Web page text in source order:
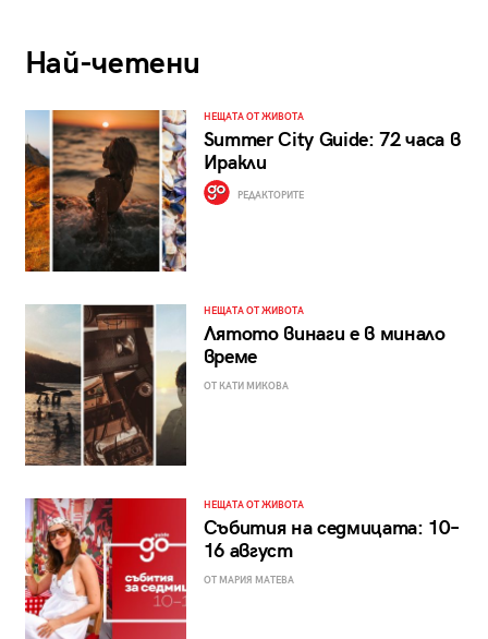
Най-четени
НЕЩАТА ОТ ЖИВОТА
Summer City Guide: 72 часа в
Иракли
РЕДАКТОРИТЕ
НЕЩАТА ОТ ЖИВОТА
Лятото винаги е в минало
време
ОТ КАТИ МИКОВА
НЕЩАТА ОТ ЖИВОТА
Събития на седмицата: 10–
16 август
ОТ МАРИЯ МАТЕВА